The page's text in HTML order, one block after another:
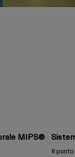
MIPS®
Il